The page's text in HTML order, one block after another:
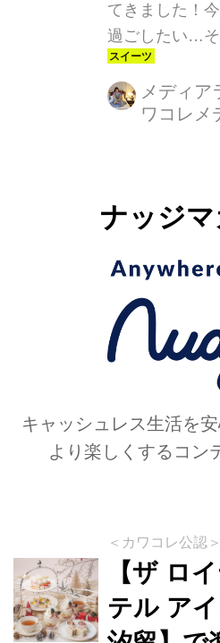
てきました！
過ごしたい…
ら、ANAイン
ル東京のMIXX
する「クリス
の女性にぴっ
メディア
ワコレメ
ナッジ
キャッシュレス生活を
より楽しくするコン
＜カワコレ公認
【ザ ロ
テル ア